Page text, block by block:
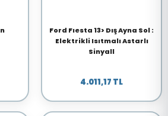
Ford Fıesta 13> Dış Ayna Sol :
Elektrikli Isıtmalı Astarlı
Sinyall
4.011,17 TL